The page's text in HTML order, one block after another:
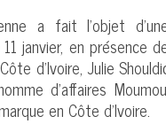
a fait l’objet
janvier, en présence
d’Ivoire, Julie
d’affaires
en Côte d’Ivoire.